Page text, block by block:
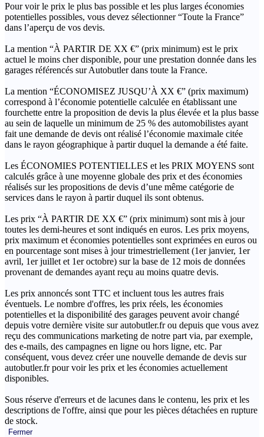
Pour voir le prix le plus bas possible et les plus larges économies
potentielles possibles, vous devez sélectionner “Toute la France”
dans l’aperçu de vos devis.
La mention “À PARTIR DE XX €” (prix minimum) est le prix
actuel le moins cher disponible, pour une prestation donnée dans les
garages référencés sur Autobutler dans toute la France.
La mention “ÉCONOMISEZ JUSQU’À XX €” (prix maximum)
correspond à l’économie potentielle calculée en établissant une
fourchette entre la proposition de devis la plus élevée et la plus basse
au sein de laquelle un minimum de 25 % des automobilistes ayant
fait une demande de devis ont réalisé l’économie maximale citée
dans le rayon géographique à partir duquel la demande a été faite.
Les ÉCONOMIES POTENTIELLES et les PRIX MOYENS sont
calculés grâce à une moyenne globale des prix et des économies
réalisés sur les propositions de devis d’une même catégorie de
services dans le rayon à partir duquel ils sont obtenus.
Les prix “À PARTIR DE XX €” (prix minimum) sont mis à jour
toutes les demi-heures et sont indiqués en euros. Les prix moyens,
prix maximum et économies potentielles sont exprimées en euros ou
en pourcentage sont mises à jour trimestriellement (1er janvier, 1er
avril, 1er juillet et 1er octobre) sur la base de 12 mois de données
provenant de demandes ayant reçu au moins quatre devis.
Les prix annoncés sont TTC et incluent tous les autres frais
éventuels. Le nombre d'offres, les prix réels, les économies
potentielles et la disponibilité des garages peuvent avoir changé
depuis votre dernière visite sur autobutler.fr ou depuis que vous avez
reçu des communications marketing de notre part via, par exemple,
des e-mails, des campagnes en ligne ou hors ligne, etc. Par
conséquent, vous devez créer une nouvelle demande de devis sur
autobutler.fr pour voir les prix et les économies actuellement
disponibles.
Sous réserve d'erreurs et de lacunes dans le contenu, les prix et les
descriptions de l'offre, ainsi que pour les pièces détachées en rupture
de stock.
Fermer